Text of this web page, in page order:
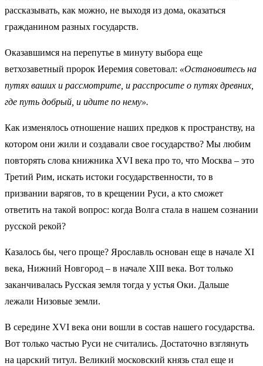
рассказывать, как можно, не выходя из дома, оказаться
гражданином разных государств.
Оказавшимся на перепутье в минуту выбора еще
ветхозаветный пророк Иеремия советовал: «Остановитесь на
путях ваших и рассмотрите, и расспросите о путях древних,
где путь добрый, и идите по нему».
Как изменялось отношение наших предков к пространству, на
котором они жили и создавали свое государство? Мы любим
повторять слова книжника XVI века про то, что Москва – это
Третий Рим, искать истоки государственности, то в
призвании варягов, то в крещении Руси, а кто сможет
ответить на такой вопрос: когда Волга стала в нашем сознании
русской рекой?
Казалось бы, чего проще? Ярославль основан еще в начале XI
века, Нижний Новгород – в начале XIII века. Вот только
заканчивалась Русская земля тогда у устья Оки. Дальше
лежали Низовые земли.
В середине XVI века они вошли в состав нашего государства.
Вот только частью Руси не считались. Достаточно взглянуть
на царский титул. Великий московский князь стал еще и